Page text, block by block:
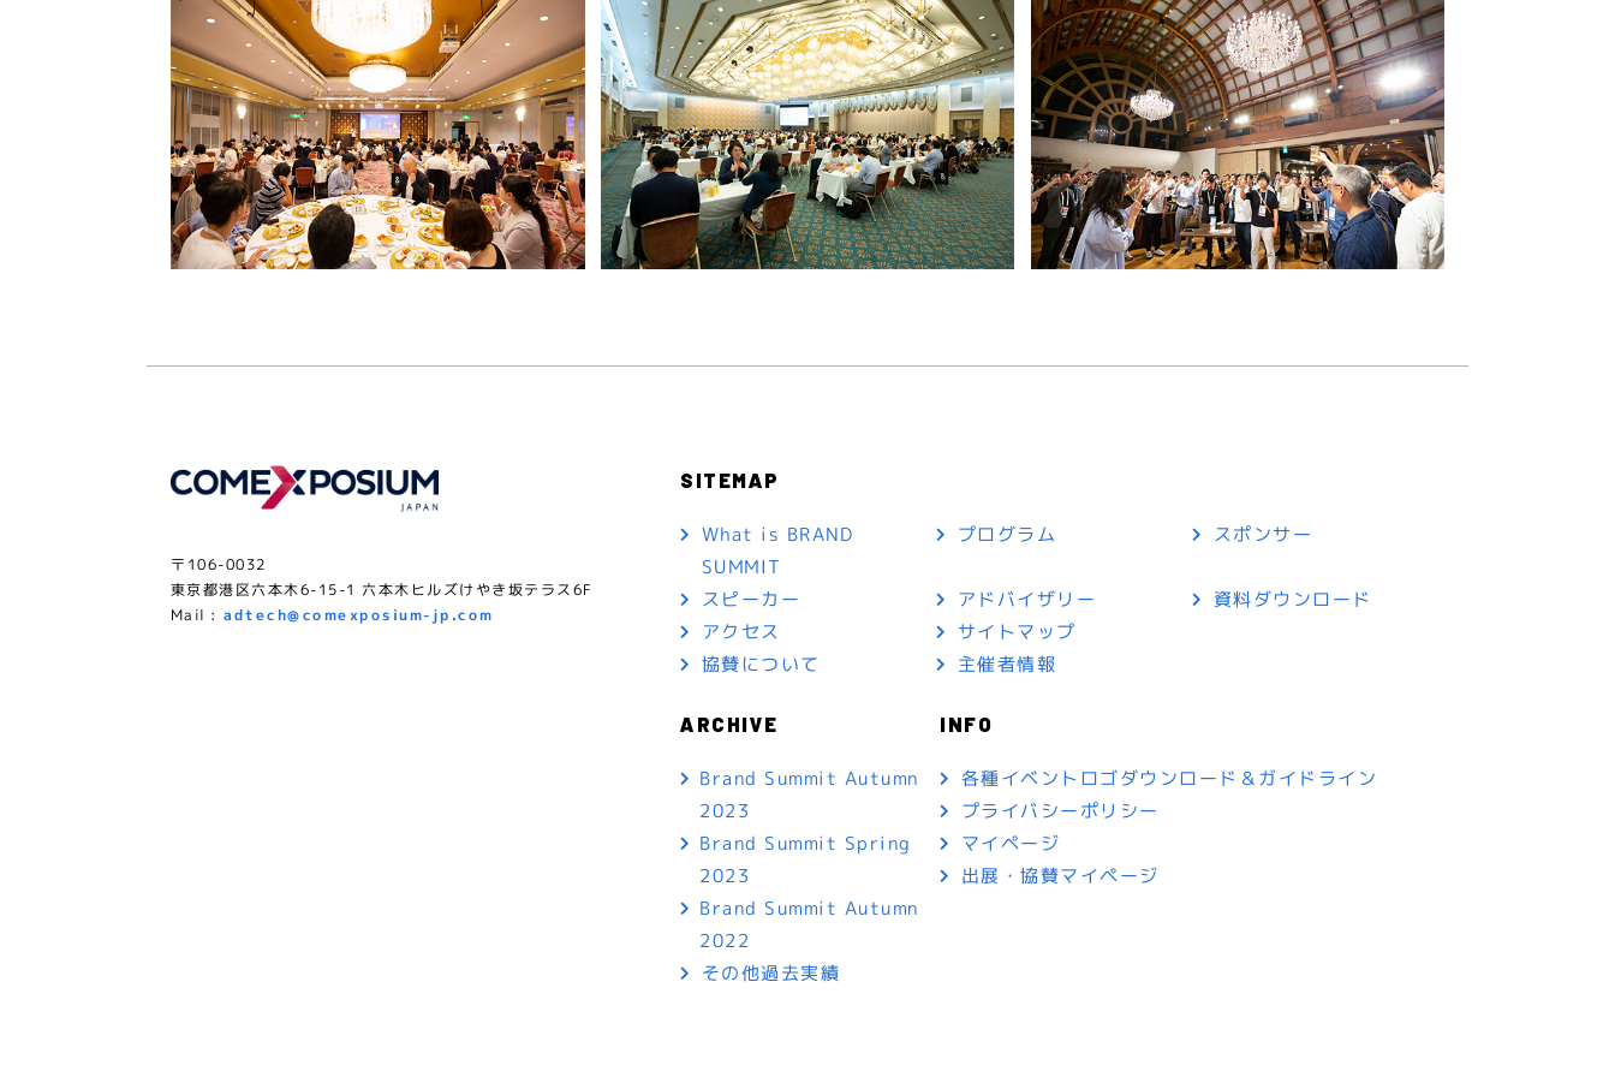
〒106-0032
東京都港区六本木6-15-1 六本木ヒルズけやき坂テラス6F
Mail :adtech@comexposium-jp.com
SITEMAP
What is BRAND
SUMMIT
プログラム スポンサー
スピーカー アドバイザリー 資料ダウンロード
アクセス
サイトマップ
協賛について
主催者情報
ARCHIVE
Brand Summit Autumn
2023
Brand Summit Spring
2023
Brand Summit Autumn
2022
その他過去実績
INFO
各種イベントロゴダウンロード＆ガイドライン
プライバシーポリシー
マイページ
出展・協賛マイページ